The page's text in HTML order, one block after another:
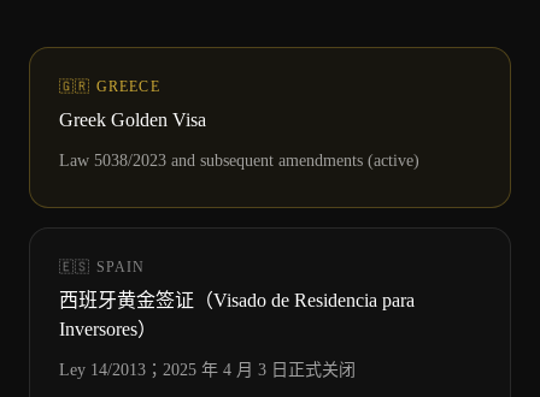
🇬🇷 GREECE
Greek Golden Visa
Law 5038/2023 and subsequent amendments (active)
🇪🇸 SPAIN
西班牙黄金签证（Visado de Residencia para
Inversores）
Ley 14/2013；2025 年 4 月 3 日正式关闭